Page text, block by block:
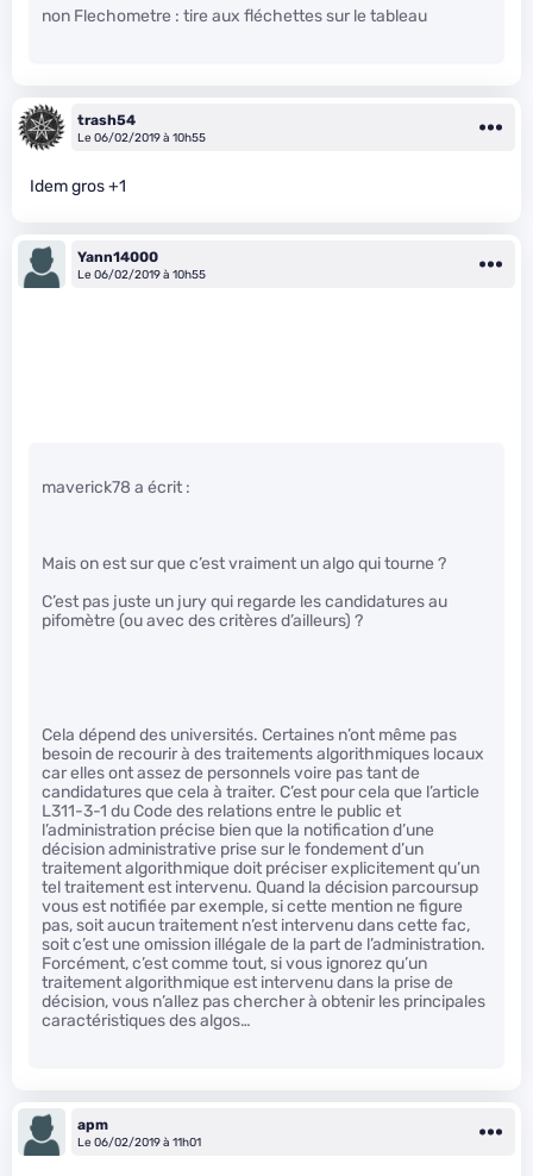
non Flechometre : tire aux fléchettes sur le tableau
trash54
Le 06/02/2019 à 10h55
Idem gros +1
Yann14000
Le 06/02/2019 à 10h55
maverick78 a écrit :
Mais on est sur que c’est vraiment un algo qui tourne ?
C’est pas juste un jury qui regarde les candidatures au
pifomètre (ou avec des critères d’ailleurs) ?
Cela dépend des universités. Certaines n’ont même pas
besoin de recourir à des traitements algorithmiques locaux
car elles ont assez de personnels voire pas tant de
candidatures que cela à traiter. C’est pour cela que l’article
L311-3-1 du Code des relations entre le public et
l’administration précise bien que la notification d’une
décision administrative prise sur le fondement d’un
traitement algorithmique doit préciser explicitement qu’un
tel traitement est intervenu. Quand la décision parcoursup
vous est notifiée par exemple, si cette mention ne figure
pas, soit aucun traitement n’est intervenu dans cette fac,
soit c’est une omission illégale de la part de l’administration.
Forcément, c’est comme tout, si vous ignorez qu’un
traitement algorithmique est intervenu dans la prise de
décision, vous n’allez pas chercher à obtenir les principales
caractéristiques des algos…
apm
Le 06/02/2019 à 11h01